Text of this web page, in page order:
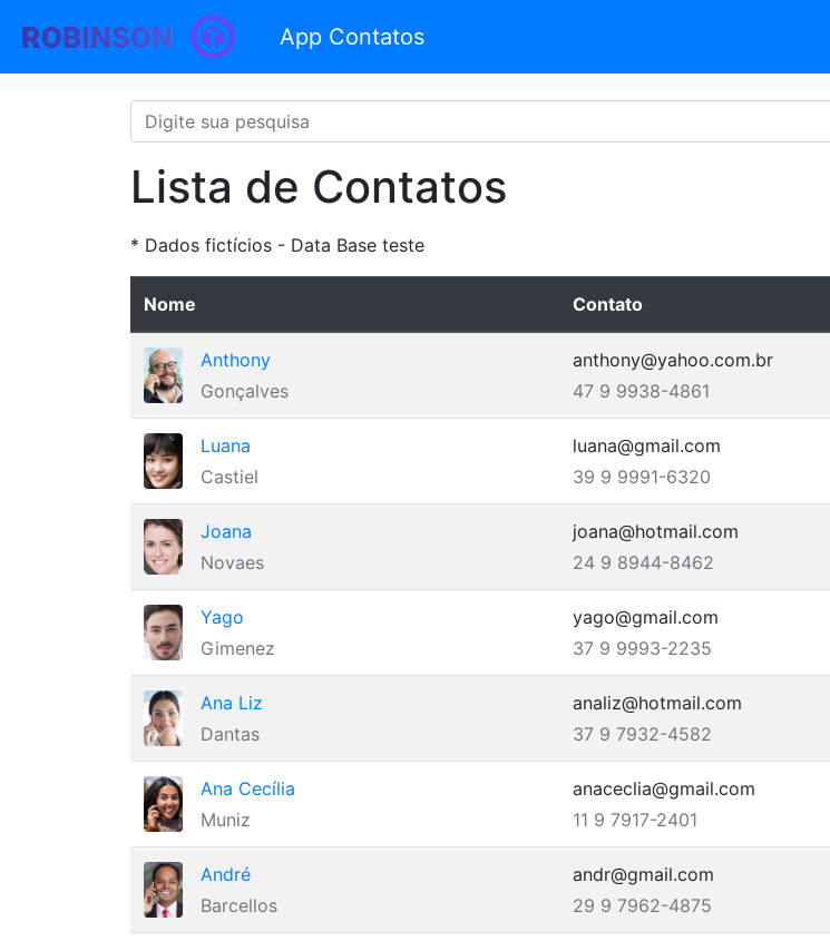
App Contatos
Lista de Contatos
* Dados fictícios - Data Base teste
Nome Contato
Anthony
Gonçalves
anthony@yahoo.com.br
47 9 9938-4861
Luana
Castiel
luana@gmail.com
39 9 9991-6320
Joana
Novaes
joana@hotmail.com
24 9 8944-8462
Yago
Gimenez
yago@gmail.com
37 9 9993-2235
Ana Liz
Dantas
analiz@hotmail.com
37 9 7932-4582
Ana Cecília
Muniz
anaceclia@gmail.com
11 9 7917-2401
André
Barcellos
andr@gmail.com
29 9 7962-4875